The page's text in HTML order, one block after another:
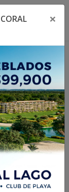
×